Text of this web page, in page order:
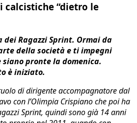
calcistiche “dietro le
Ragazzi Sprint. Ormai da
della società e ti impegni
pronte la domenica.
è iniziato.
di dirigente accompagnatore dal
con l’Olimpia Crispiano che poi ha
Sprint, quindi sono già 14 anni